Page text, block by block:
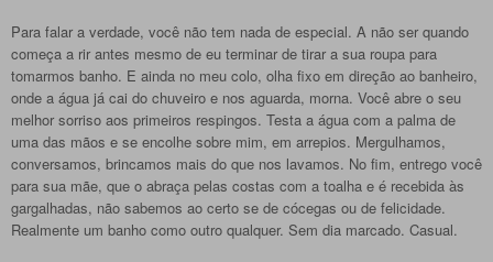
Para falar a verdade, você não tem nada de especial. A não ser quando
começa a rir antes mesmo de eu terminar de tirar a sua roupa para
tomarmos banho. E ainda no meu colo, olha fixo em direção ao banheiro,
onde a água já cai do chuveiro e nos aguarda, morna. Você abre o seu
melhor sorriso aos primeiros respingos. Testa a água com a palma de
uma das mãos e se encolhe sobre mim, em arrepios. Mergulhamos,
conversamos, brincamos mais do que nos lavamos. No fim, entrego você
para sua mãe, que o abraça pelas costas com a toalha e é recebida às
gargalhadas, não sabemos ao certo se de cócegas ou de felicidade.
Realmente um banho como outro qualquer. Sem dia marcado. Casual.